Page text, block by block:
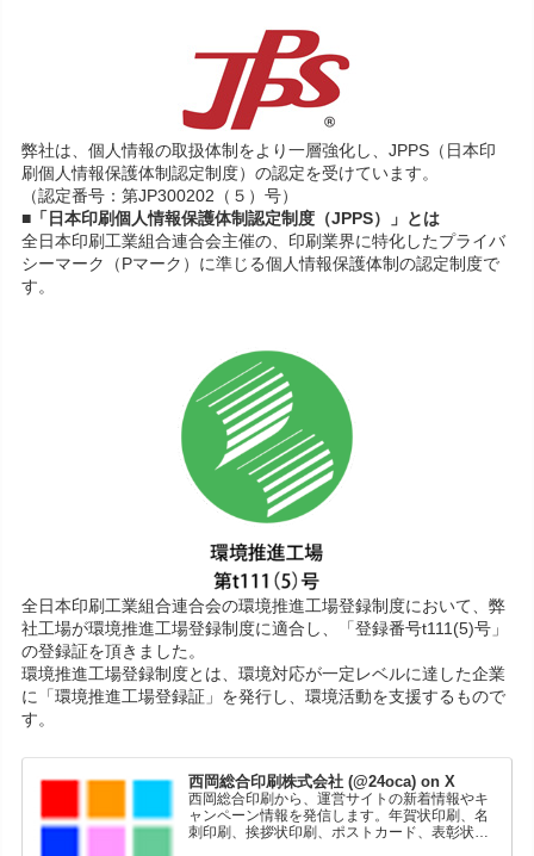
弊社は、個人情報の取扱体制をより一層強化し、JPPS（日本印
刷個人情報保護体制認定制度）の認定を受けています。
（認定番号：第JP300202（５）号）
■「日本印刷個人情報保護体制認定制度（JPPS）」とは
全日本印刷工業組合連合会主催の、印刷業界に特化したプライバ
シーマーク（Pマーク）に準じる個人情報保護体制の認定制度で
す。
全日本印刷工業組合連合会の環境推進工場登録制度において、弊
社工場が環境推進工場登録制度に適合し、「登録番号t111(5)号」
の登録証を頂きました。
環境推進工場登録制度とは、環境対応が一定レベルに達した企業
に「環境推進工場登録証」を発行し、環境活動を支援するもので
す。
西岡総合印刷株式会社 (@24oca) on X
西岡総合印刷から、運営サイトの新着情報やキ
ャンペーン情報を発信します。年賀状印刷、名
刺印刷、挨拶状印刷、ポストカード、表彰状印